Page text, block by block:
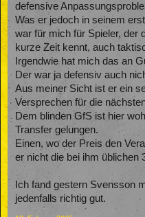
defensive
Was er jedoch in seinem
war für mich für Spieler, der
kurze Zeit kennt, auch
Irgendwie hat mich das an
Der war ja defensiv auch
Aus meiner Sicht ist er ein
Versprechen für die
Dem blinden GfS ist hier
Transfer gelungen.
Einen, wo der Preis den
er nicht die bei ihm üblichen
Ich fand gestern Svensson
jedenfalls richtig gut.